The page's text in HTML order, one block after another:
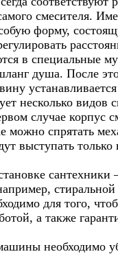
смесителя.
форму,
в специальные
душа. После
несколько видов
случае корпус
можно спрятать
выступать только
для того,
а также
необходимо